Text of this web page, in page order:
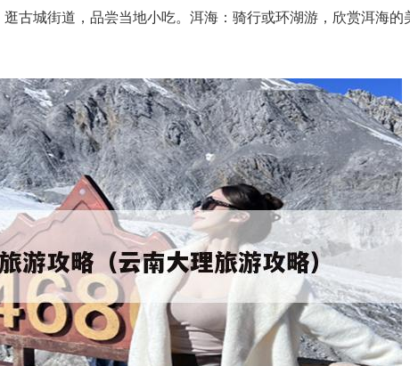
古城街道，品尝当地小吃。洱海：骑行或环湖游，欣赏洱海的